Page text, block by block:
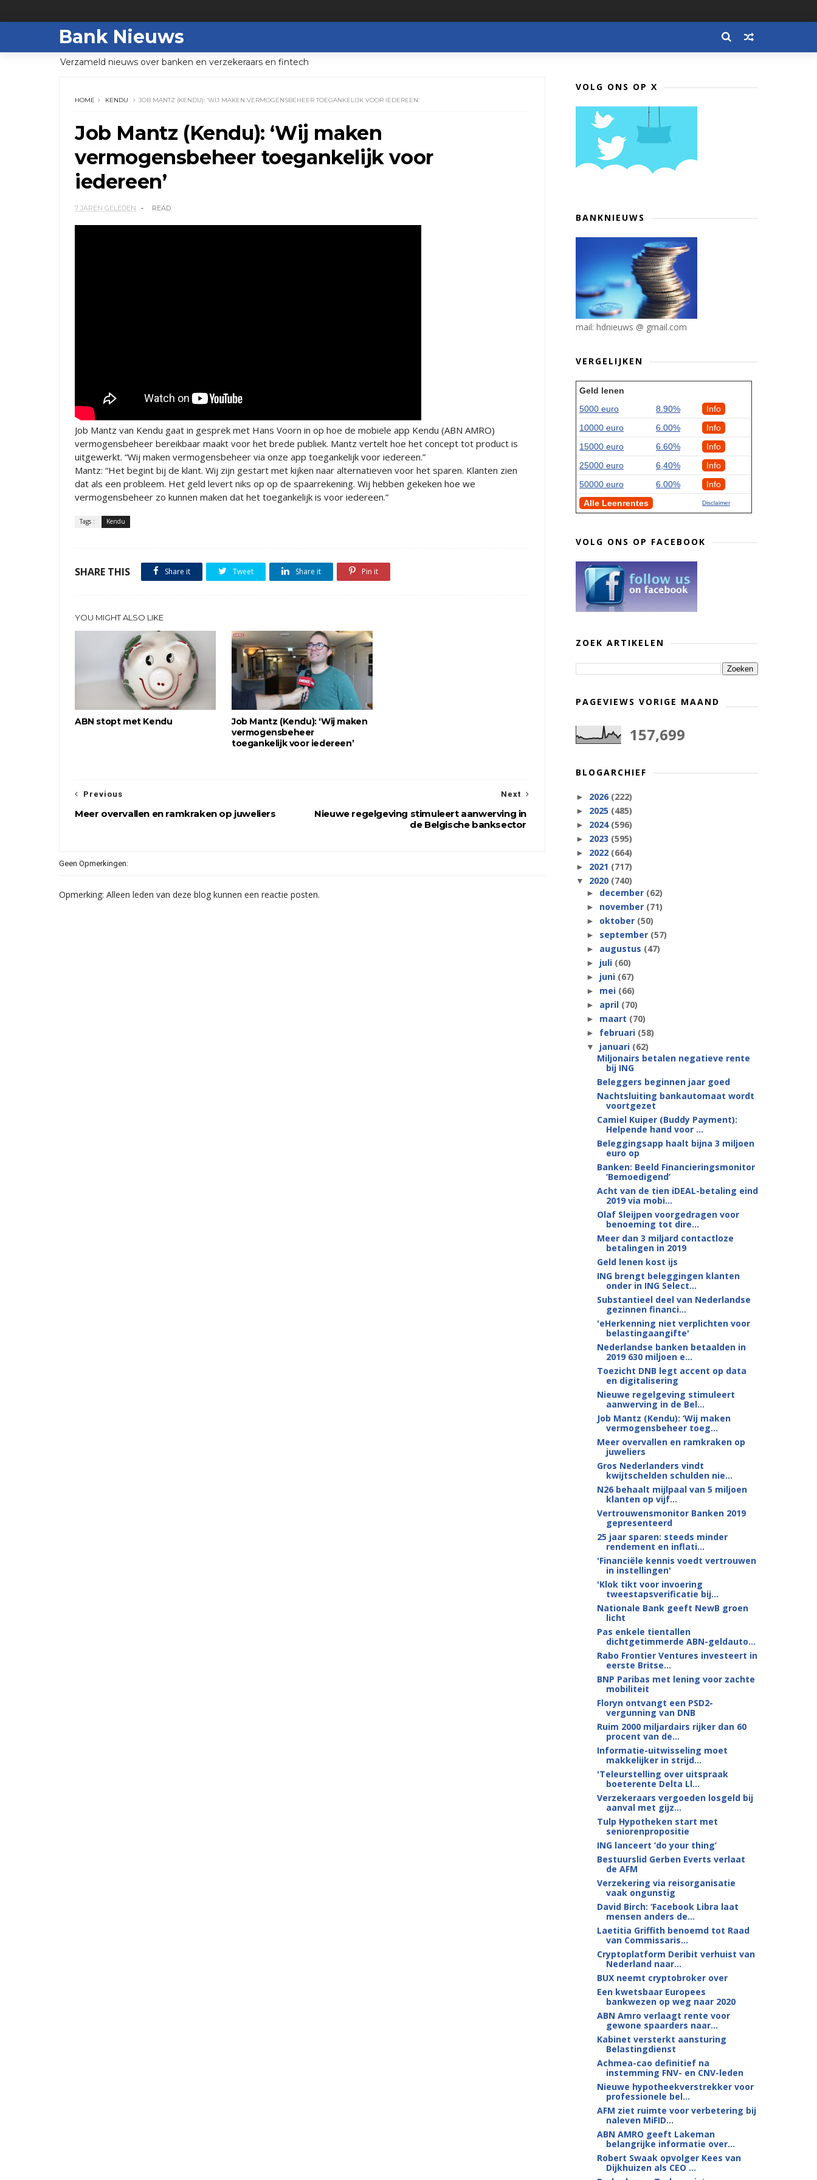
Bank Nieuws
Verzameld nieuws over banken en verzekeraars en fintech
HOME KENDU JOB MANTZ (KENDU): ‘WIJ MAKEN VERMOGENSBEHEER TOEGANKELIJK VOOR IEDEREEN’
Job Mantz (Kendu): ‘Wij maken
vermogensbeheer toegankelijk voor
iedereen’
7 JAREN GELEDEN READ
Job Mantz van Kendu gaat in gesprek met Hans Voorn in op hoe de mobiele app Kendu (ABN AMRO)
vermogensbeheer bereikbaar maakt voor het brede publiek. Mantz vertelt hoe het concept tot product is
uitgewerkt. “Wij maken vermogensbeheer via onze app toegankelijk voor iedereen.”
Mantz: “Het begint bij de klant. Wij zijn gestart met kijken naar alternatieven voor het sparen. Klanten zien
dat als een probleem. Het geld levert niks op op de spaarrekening. Wij hebben gekeken hoe we
vermogensbeheer zo kunnen maken dat het toegankelijk is voor iedereen.”
Tags : Kendu
SHARE THIS Share it Tweet Share it Pin it
YOU MIGHT ALSO LIKE
ABN stopt met Kendu
Job Mantz (Kendu): ‘Wij maken
vermogensbeheer
toegankelijk voor iedereen’
Next
Nieuwe regelgeving stimuleert aanwerving in
de Belgische banksector
Previous
Meer overvallen en ramkraken op juweliers
Geen Opmerkingen:
Opmerking: Alleen leden van deze blog kunnen een reactie posten.
VOLG ONS OP X
BANKNIEUWS
mail: hdnieuws @ gmail.com
VERGELIJKEN
Geld lenen
5000 euro
8.90%
Info
10000 euro
6.00%
Info
15000 euro
6.60%
Info
25000 euro
6,40%
Info
50000 euro
6.00%
Info
Alle Leenrentes
Disclaimer
VOLG ONS OP FACEBOOK
ZOEK ARTIKELEN
PAGEVIEWS VORIGE MAAND
157,699
BLOGARCHIEF
► 2026 (222)
► 2025 (485)
► 2024 (596)
► 2023 (595)
► 2022 (664)
► 2021 (717)
▼ 2020 (740)
► december (62)
► november (71)
► oktober (50)
► september (57)
► augustus (47)
► juli (60)
► juni (67)
► mei (66)
► april (70)
► maart (70)
► februari (58)
▼ januari (62)
Miljonairs betalen negatieve rente
bij ING
Beleggers beginnen jaar goed
Nachtsluiting bankautomaat wordt
voortgezet
Camiel Kuiper (Buddy Payment):
Helpende hand voor ...
Beleggingsapp haalt bijna 3 miljoen
euro op
Banken: Beeld Financieringsmonitor
‘Bemoedigend’
Acht van de tien iDEAL-betaling eind
2019 via mobi...
Olaf Sleijpen voorgedragen voor
benoeming tot dire...
Meer dan 3 miljard contactloze
betalingen in 2019
Geld lenen kost ijs
ING brengt beleggingen klanten
onder in ING Select...
Substantieel deel van Nederlandse
gezinnen financi...
'eHerkenning niet verplichten voor
belastingaangifte'
Nederlandse banken betaalden in
2019 630 miljoen e...
Toezicht DNB legt accent op data
en digitalisering
Nieuwe regelgeving stimuleert
aanwerving in de Bel...
Job Mantz (Kendu): ‘Wij maken
vermogensbeheer toeg...
Meer overvallen en ramkraken op
juweliers
Gros Nederlanders vindt
kwijtschelden schulden nie...
N26 behaalt mijlpaal van 5 miljoen
klanten op vijf...
Vertrouwensmonitor Banken 2019
gepresenteerd
25 jaar sparen: steeds minder
rendement en inflati...
'Financiële kennis voedt vertrouwen
in instellingen'
'Klok tikt voor invoering
tweestapsverificatie bij...
Nationale Bank geeft NewB groen
licht
Pas enkele tientallen
dichtgetimmerde ABN-geldauto...
Rabo Frontier Ventures investeert in
eerste Britse...
BNP Paribas met lening voor zachte
mobiliteit
Floryn ontvangt een PSD2-
vergunning van DNB
Ruim 2000 miljardairs rijker dan 60
procent van de...
Informatie-uitwisseling moet
makkelijker in strijd...
'Teleurstelling over uitspraak
boeterente Delta Ll...
Verzekeraars vergoeden losgeld bij
aanval met gijz...
Tulp Hypotheken start met
seniorenpropositie
ING lanceert ‘do your thing’
Bestuurslid Gerben Everts verlaat
de AFM
Verzekering via reisorganisatie
vaak ongunstig
David Birch: ‘Facebook Libra laat
mensen anders de...
Laetitia Griffith benoemd tot Raad
van Commissaris...
Cryptoplatform Deribit verhuist van
Nederland naar...
BUX neemt cryptobroker over
Een kwetsbaar Europees
bankwezen op weg naar 2020
ABN Amro verlaagt rente voor
gewone spaarders naar...
Kabinet versterkt aansturing
Belastingdienst
Achmea-cao definitief na
instemming FNV- en CNV-leden
Nieuwe hypotheekverstrekker voor
professionele bel...
AFM ziet ruimte voor verbetering bij
naleven MiFID...
ABN AMRO geeft Lakeman
belangrijke informatie over...
Robert Swaak opvolger Kees van
Dijkhuizen als CEO ...